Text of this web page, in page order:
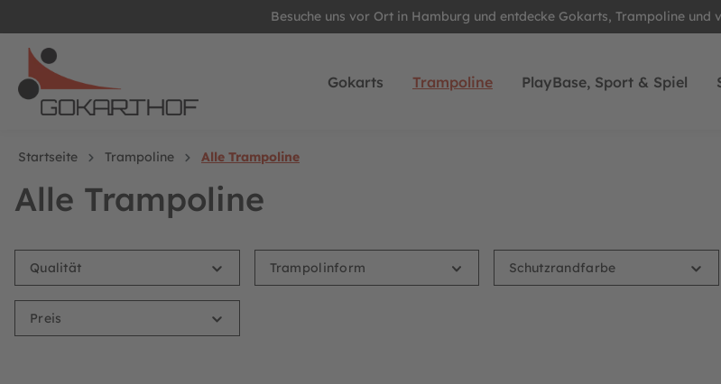
Besuche uns vor Ort in Hamburg und entdecke Gokarts, Trampoline und
Gokarts Trampoline PlayBase, Sport & Spiel
Startseite Trampoline Alle Trampoline
Alle Trampoline
Qualität Trampolinform Schutzrandfarbe
Preis